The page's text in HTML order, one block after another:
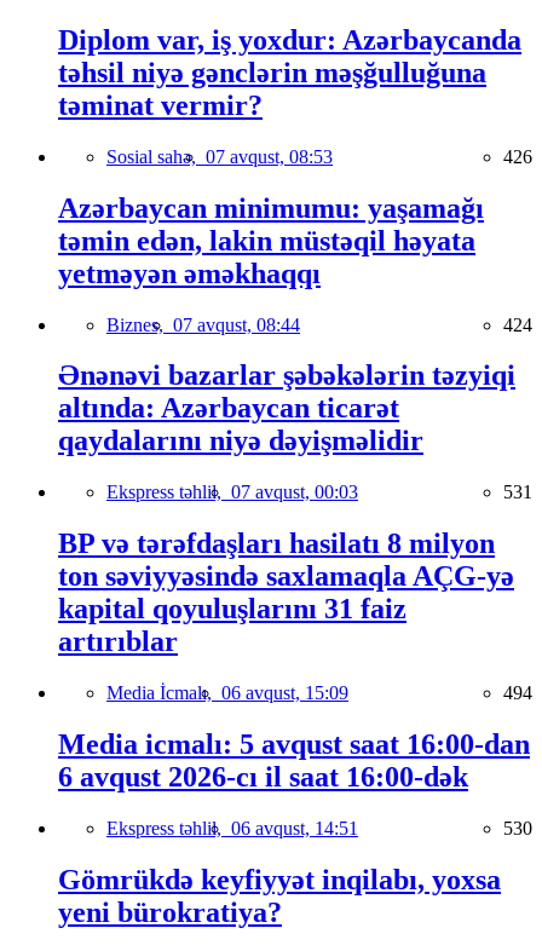
Diplom var, iş yoxdur: Azərbaycanda
təhsil niyə gənclərin məşğulluğuna
təminat vermir?
Sosial sahə, 07 avqust, 08:53 426
Azərbaycan minimumu: yaşamağı
təmin edən, lakin müstəqil həyata
yetməyən əməkhaqqı
Biznes, 07 avqust, 08:44 424
Ənənəvi bazarlar şəbəkələrin təzyiqi
altında: Azərbaycan ticarət
qaydalarını niyə dəyişməlidir
Ekspress təhlil, 07 avqust, 00:03 531
BP və tərəfdaşları hasilatı 8 milyon
ton səviyyəsində saxlamaqla AÇG-yə
kapital qoyuluşlarını 31 faiz
artırıblar
Media İcmalı, 06 avqust, 15:09 494
Media icmalı: 5 avqust saat 16:00-dan
6 avqust 2026-cı il saat 16:00-dək
Ekspress təhlil, 06 avqust, 14:51 530
Gömrükdə keyfiyyət inqilabı, yoxsa
yeni bürokratiya?